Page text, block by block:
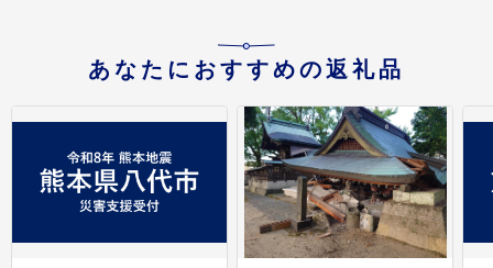
あなたにおすすめの返礼品